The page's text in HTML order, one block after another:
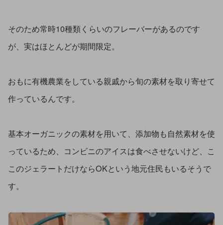
そのため常時10種類くらいのフレーバーがあるのです
が、実はほとんどが期間限定。
おもに有機農業をしている親戚から旬の素材を取り寄せて
作っているんです。
基本オーガニックの素材を用いて、添加物も自然素材を使
っているため、コンビニのアイスは食べさせないけど、こ
このジェラートだけならOKという地元住民もいるそうで
す。